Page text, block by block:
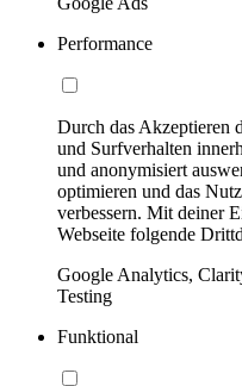
Performance
Durch das Akzeptieren
und Surfverhalten
und anonymisiert
optimieren und das
verbessern. Mit deiner
Webseite folgende
Google Analytics,
Testing
Funktional